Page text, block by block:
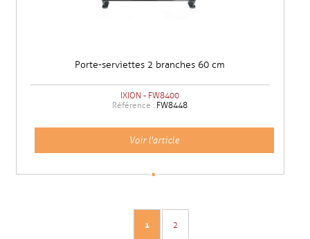
Porte-serviettes 2 branches 60 cm
IXION - FW8400
Référence : FW8448
Voir l'article
1 2